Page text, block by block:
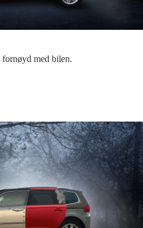
fornøyd med bilen.